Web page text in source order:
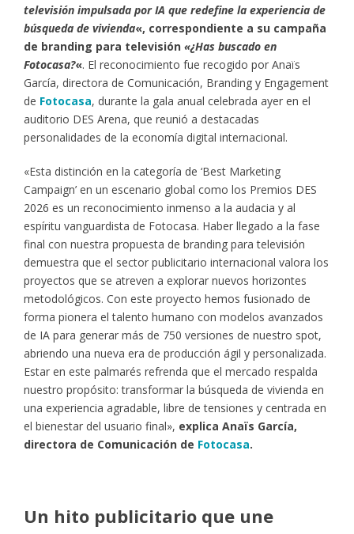
televisión impulsada por IA que redefine la experiencia de
búsqueda de vivienda«, correspondiente a su campaña
de branding para televisión «¿Has buscado en
Fotocasa?«. El reconocimiento fue recogido por Anaïs
García, directora de Comunicación, Branding y Engagement
de Fotocasa, durante la gala anual celebrada ayer en el
auditorio DES Arena, que reunió a destacadas
personalidades de la economía digital internacional.
«Esta distinción en la categoría de ‘Best Marketing
Campaign’ en un escenario global como los Premios DES
2026 es un reconocimiento inmenso a la audacia y al
espíritu vanguardista de Fotocasa. Haber llegado a la fase
final con nuestra propuesta de branding para televisión
demuestra que el sector publicitario internacional valora los
proyectos que se atreven a explorar nuevos horizontes
metodológicos. Con este proyecto hemos fusionado de
forma pionera el talento humano con modelos avanzados
de IA para generar más de 750 versiones de nuestro spot,
abriendo una nueva era de producción ágil y personalizada.
Estar en este palmarés refrenda que el mercado respalda
nuestro propósito: transformar la búsqueda de vivienda en
una experiencia agradable, libre de tensiones y centrada en
el bienestar del usuario final», explica Anaïs García,
directora de Comunicación de Fotocasa.
Un hito publicitario que une